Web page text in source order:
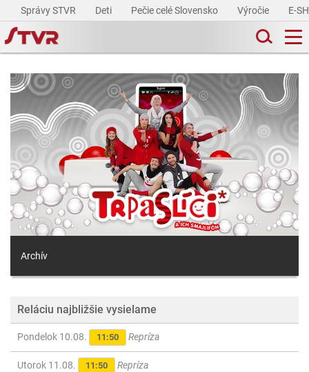
Správy STVR Deti Pečie celé Slovensko Výročie E-
Archív
Reláciu najbližšie vysielame
Pondelok 10.08. 11:50 Repríza
Utorok 11.08. 11:50 Repríza